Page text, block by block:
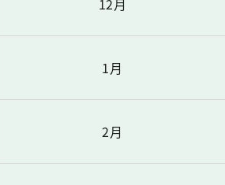
12月
1月
2月